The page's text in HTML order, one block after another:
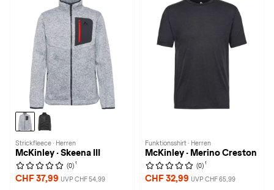
Strickfleece · Herren
McKinley · Skeena III
(0) 1
CHF 37,99 UVP CHF 54,99
Funktionsshirt · Herren
McKinley · Merino Creston
(0) 1
CHF 32,99 UVP CHF 65,99